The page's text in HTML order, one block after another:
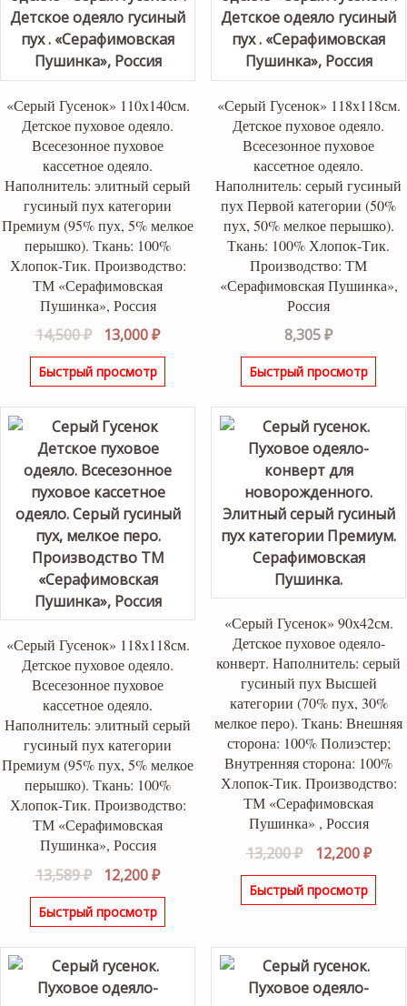
«Серый Гусенок» 110х140см.
Детское пуховое одеяло.
Всесезонное пуховое
кассетное одеяло.
Наполнитель: элитный серый
гусиный пух категории
Премиум (95% пух, 5% мелкое
перышко). Ткань: 100%
Хлопок-Тик. Производство:
ТМ «Серафимовская
Пушинка», Россия
14,500₽
Первоначальная
цена
составляла
13,000₽Текущая
цена:
Быстрый просмотр
«Серый Гусенок» 118х118см.
Детское пуховое одеяло.
Всесезонное пуховое
кассетное одеяло.
Наполнитель: серый гусиный
пух Первой категории (50%
пух, 50% мелкое перышко).
Ткань: 100% Хлопок-Тик.
Производство: ТМ
«Серафимовская Пушинка»,
Россия
8,305₽
Быстрый просмотр
«Серый Гусенок» 118х118см.
Детское пуховое одеяло.
Всесезонное пуховое
кассетное одеяло.
Наполнитель: элитный серый
гусиный пух категории
Премиум (95% пух, 5% мелкое
перышко). Ткань: 100%
Хлопок-Тик. Производство:
ТМ «Серафимовская
Пушинка», Россия
13,589₽
Первоначальная
цена
составляла
12,200₽Текущая
цена:
Быстрый просмотр
«Серый Гусенок» 90х42см.
Детское пуховое одеяло-
конверт. Наполнитель: серый
гусиный пух Высшей
категории (70% пух, 30%
мелкое перо). Ткань: Внешняя
сторона: 100% Полиэстер;
Внутренняя сторона: 100%
Хлопок-Тик. Производство:
ТМ «Серафимовская
Пушинка» , Россия
13,200₽
цена
составляла
12,200₽
Быстрый просмотр